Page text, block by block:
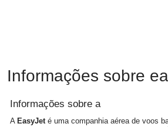
Informações sobre
Informações sobre a
A EasyJeté uma companhia aérea de voos